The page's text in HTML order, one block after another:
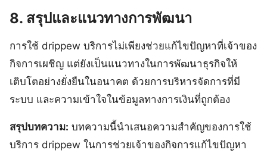
8. สรุปและแนวทางการพัฒนา
การใช้ drippew บริการไม่เพียงช่วยแก้ไขปัญหาที่เจ้าของ
กิจการเผชิญ แต่ยังเป็นแนวทางในการพัฒนาธุรกิจให้
เติบโตอย่างยั่งยืนในอนาคต ด้วยการบริหารจัดการที่มี
ระบบ และความเข้าใจในข้อมูลทางการเงินที่ถูกต้อง
สรุปบทความ: บทความนี้นำเสนอความสำคัญของการใช้
บริการ drippew ในการช่วยเจ้าของกิจการแก้ไขปัญหา